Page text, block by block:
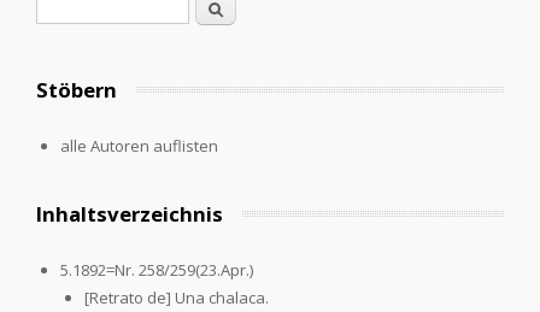
Search
Stöbern
alle Autoren auflisten
Inhaltsverzeichnis
5.1892=Nr. 258/259(23.Apr.)
[Retrato de] Una chalaca.